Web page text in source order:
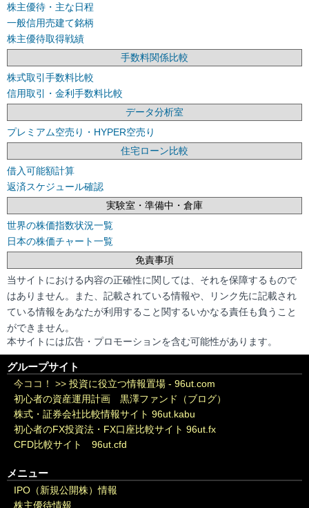
株主優待・主な日程
一般信用売建て銘柄
株主優待取得戦績
手数料関係比較
株式取引手数料比較
信用取引・金利手数料比較
データ分析室
プレミアム空売り・HYPER空売り
住宅ローン比較
借入可能額計算
返済スケジュール確認
実験室・準備中・倉庫
世界の株価指数状況一覧
日本の株価チャート一覧
免責事項
当サイトにおける内容の正確性に関しては、それを保障するもので
はありません。また、記載されている情報や、リンク先に記載され
ている情報をあなたが利用すること関するいかなる責任も負うこと
ができません。
本サイトには広告・プロモーションを含む可能性があります。
グループサイト
今ココ！ >> 投資に役立つ情報置場 - 96ut.com
初心者の資産運用計画 黒澤ファンド（ブログ）
株式・証券会社比較情報サイト 96ut.kabu
初心者のFX投資法・FX口座比較サイト 96ut.fx
CFD比較サイト 96ut.cfd
メニュー
IPO（新規公開株）情報
株主優待情報